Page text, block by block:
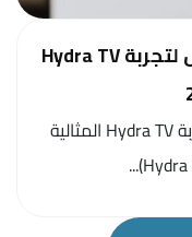
ما هو سيرفر هيدرا: دليل كامل لتجربة Hydra TV
ما هو سيرفر هيدرا: دليل كامل لتجربة Hydra TV المثالية